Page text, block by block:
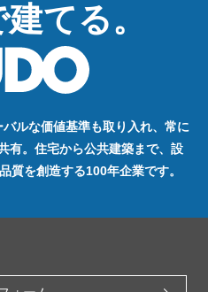
てる。
ルな価値基準も取り入れ、常に
有。住宅から公共建築まで、設
質を創造する100年企業です。